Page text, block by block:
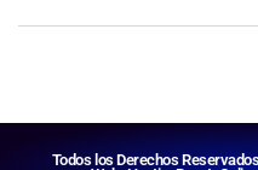
Todos los Derechos